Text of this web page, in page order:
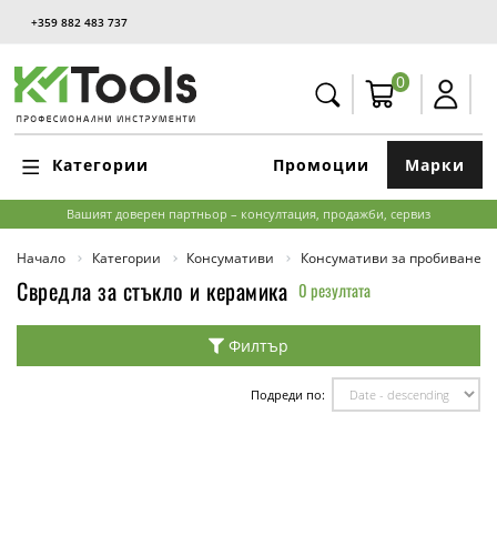
+359 882 483 737
0
Категории Марки
Промоции
Вашият доверен партньор – консултация, продажби, сервиз
Начало Категории Консумативи Консумативи за пробиване
Свредла за стъкло и керамика 0 резултата
Филтър
Подреди по: